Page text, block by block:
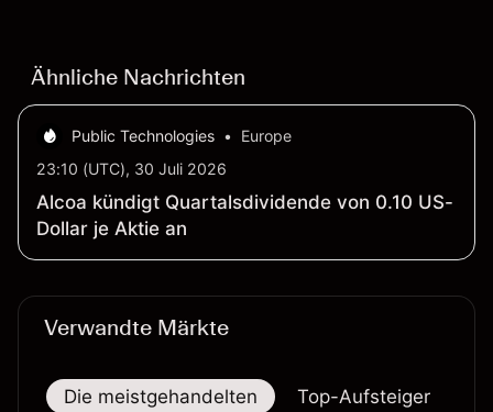
Ähnliche Nachrichten
Public Technologies •
Europe
23:10 (UTC), 30 Juli 2026
Alcoa kündigt Quartalsdividende von 0.10 US-
Dollar je Aktie an
Verwandte Märkte
Die meistgehandelten Top-Aufsteiger